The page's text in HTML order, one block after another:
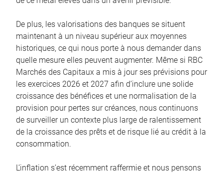
De plus, les valorisations des banques se situent
maintenant à un niveau supérieur aux moyennes
historiques, ce qui nous porte à nous demander dans
quelle mesure elles peuvent augmenter. Même si RBC
Marchés des Capitaux a mis à jour ses prévisions pour
les exercices 2026 et 2027 afin d’inclure une solide
croissance des bénéfices et une normalisation de la
provision pour pertes sur créances, nous continuons
de surveiller un contexte plus large de ralentissement
de la croissance des prêts et de risque lié au crédit à la
consommation.
L’inflation s’est récemment raffermie et nous pensons